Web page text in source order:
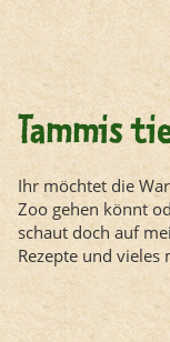
Tammis
Ihr möchtet die
Zoo gehen könnt
schaut doch auf
Rezepte und vieles